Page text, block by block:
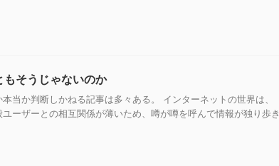
そうじゃないのか
当か判断しかねる記事は多々ある。 インターネットの世界は、
ーザーとの相互関係が薄いため、噂が噂を呼んで情報が独り歩き